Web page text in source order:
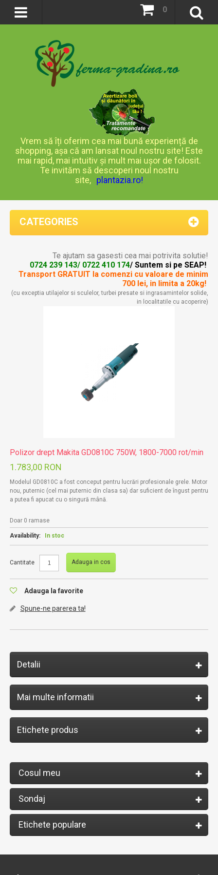
0
Vrem să îți oferim cea mai bună experiență de
shopping, așa că am lansat noul nostru site! Este
mai rapid, mai intuitiv și mult mai ușor de folosit.
Te invităm să descoperi noul nostru
site, plantazia.ro!
CATEGORIES
Te ajutam sa gasesti cea mai potrivita solutie!
0724 239 143/ 0722 410 174/ Suntem si pe SEAP!
Transport GRATUIT la comenzi cu valoare de minim
700 lei, in limita a 20kg!
(cu exceptia utilajelor si sculelor, turbei presate si ingrasamintelor solide,
in localitatile cu acoperire)
Polizor drept Makita GD0810C 750W, 1800-7000 rot/min
1.783,00 RON
Modelul GD0810C a fost conceput pentru lucrări profesionale grele. Motor
nou, puternic (cel mai puternic din clasa sa) dar suficient de îngust pentru
a putea fi apucat cu o singură mână.
Doar 0 ramase
Availability: In stoc
Cantitate Adauga in cos
Adauga la favorite
Spune-ne parerea ta!
Detalii
Mai multe informatii
Etichete produs
Cosul meu
Sondaj
Etichete populare